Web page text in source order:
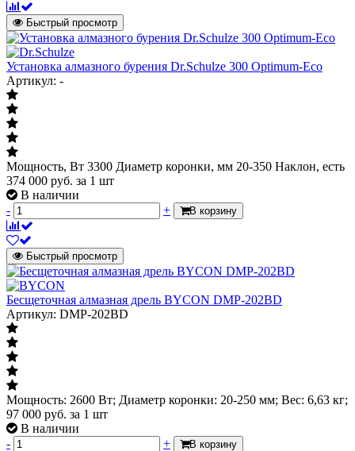
Быстрый просмотр
Установка алмазного бурения Dr.Schulze 300 Optimum-Eco
Артикул: -
Мощность, Вт 3300 Диаметр коронки, мм 20-350 Наклон, есть
374 000 руб. за 1 шт
В наличии
-
+ В корзину
Быстрый просмотр
Бесщеточная алмазная дрель BYCON DMP-202BD
Артикул: DMP-202BD
Мощность: 2600 Вт; Диаметр коронки: 20-250 мм; Вес: 6,63 кг;
97 000 руб. за 1 шт
В наличии
-
+ В корзину